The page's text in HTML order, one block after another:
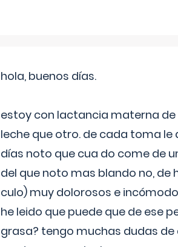
hola, buenos días.
estoy con lactancia materna de
leche que otro. de cada toma
días noto que cua do come de
del que noto mas blando no,
culo) muy dolorosos e
he leido que puede que de ese
grasa? tengo muchas dudas